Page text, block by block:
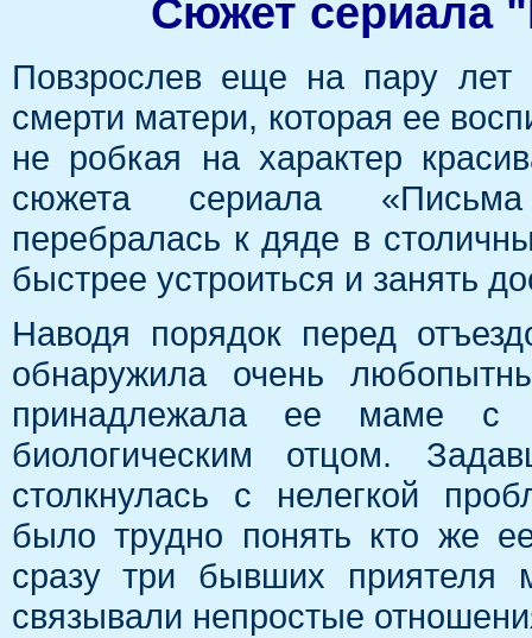
Сюжет сериала
Повзрослев еще на пару лет
смерти матери, которая ее
не робкая на характер
сюжета сериала
перебралась к дяде в
быстрее устроиться и занять
Наводя порядок перед
обнаружила очень
принадлежала ее маме с
биологическим отцом.
столкнулась с нелегкой
было трудно понять кто же
сразу три бывших приятеля
связывали непростые